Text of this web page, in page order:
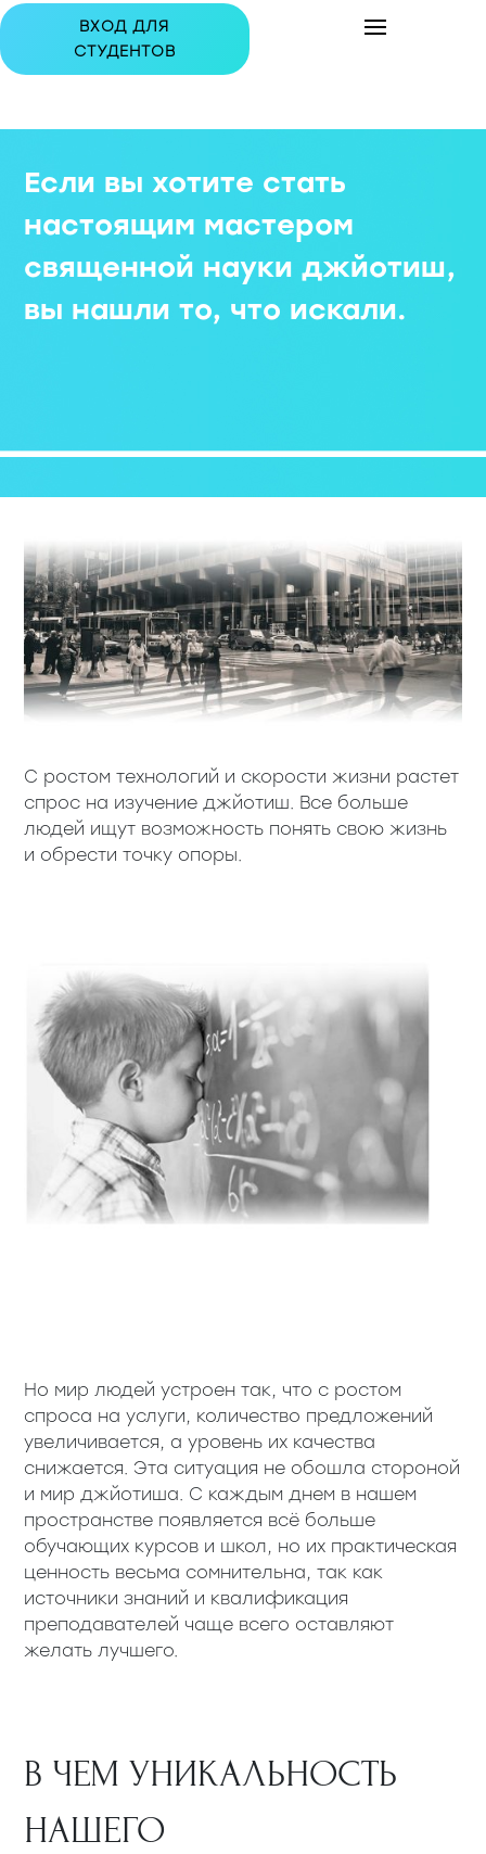
ВХОД ДЛЯ
СТУДЕНТОВ
Если вы хотите стать
настоящим мастером
священной науки джйотиш,
вы нашли то, что искали.
С ростом технологий и скорости жизни растет
спрос на изучение джйотиш. Все больше
людей ищут возможность понять свою жизнь
и обрести точку опоры.
Но мир людей устроен так, что с ростом
спроса на услуги, количество предложений
увеличивается, а уровень их качества
снижается. Эта ситуация не обошла стороной
и мир джйотиша. С каждым днем в нашем
пространстве появляется всё больше
обучающих курсов и школ, но их практическая
ценность весьма сомнительна, так как
источники знаний и квалификация
преподавателей чаще всего оставляют
желать лучшего.
В ЧЕМ УНИКАЛЬНОСТЬ
НАШЕГО